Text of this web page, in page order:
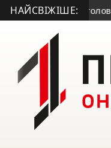
НАЙСВІЖІШЕ:
• Міський голова